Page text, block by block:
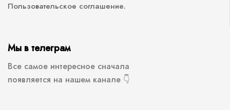
Пользовательское соглашение.
Мы в телеграм
Все самое интересное сначала
появляется на нашем канале 👇